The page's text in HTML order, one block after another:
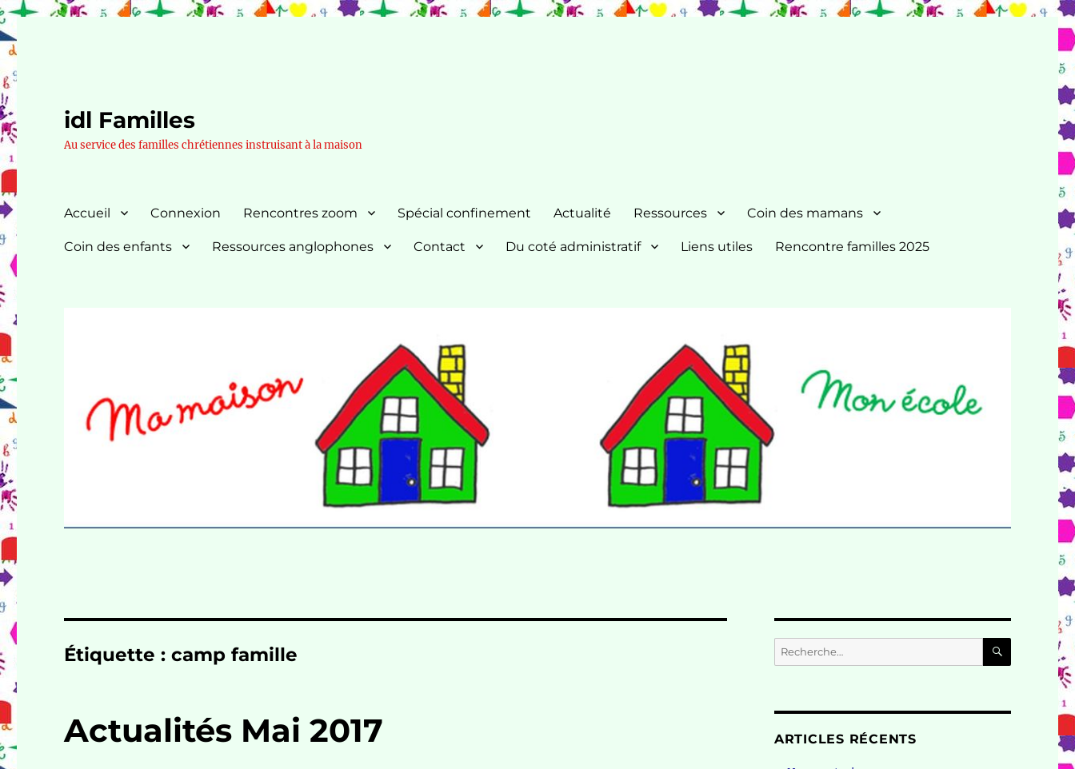
idl Familles
Au service des familles chrétiennes instruisant à la maison
Accueil Connexion Rencontres zoom Spécial confinement Actualité Ressources Coin des mamans
Coin des enfants Ressources anglophones Contact Du coté administratif Liens utiles Rencontre familles 2025
Étiquette :camp famille
Actualités Mai 2017
Recherche
pour :
ARTICLES RÉCENTS